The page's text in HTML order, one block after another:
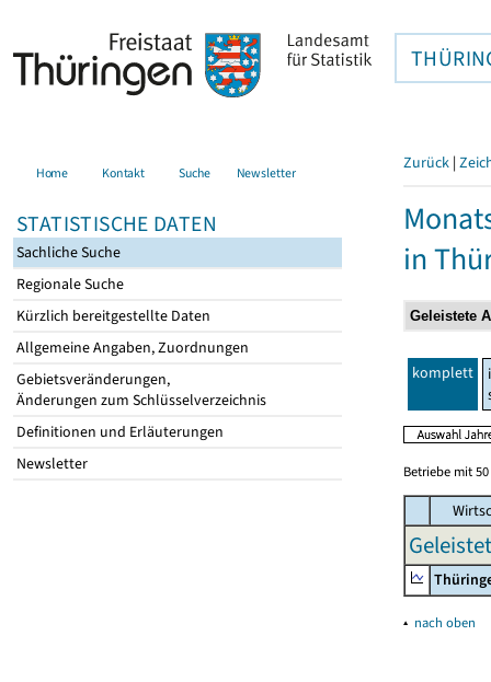
Home Kontakt Suche Newsletter
STATISTISCHE DATEN
Sachliche Suche
Regionale Suche
Kürzlich bereitgestellte Daten
Allgemeine Angaben, Zuordnungen
Gebietsveränderungen,
Änderungen zum Schlüsselverzeichnis
Definitionen und Erläuterungen
Newsletter
Zurück |
in
komplett
Betriebe mit
▴ nach oben